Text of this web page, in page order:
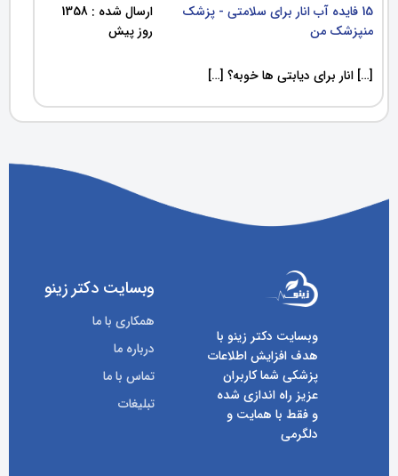
15 فایده آب انار برای سلامتی - پزشک
منپزشک من
ارسال شده : 1358
روز پیش
[…] انار برای دیابتی ها خوبه؟ […]
وبسایت دکتر زینو با
هدف افزایش اطلاعات
پزشکی شما کاربران
عزیز راه اندازی شده
و فقط با همایت و
دلگرمی
وبسایت دکتر زینو
همکاری با ما
درباره ما
تماس با ما
تبلیغات